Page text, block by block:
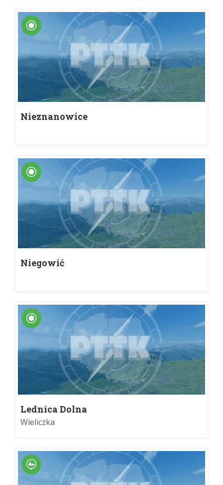
Nieznanowice
Niegowić
Lednica Dolna
Wieliczka